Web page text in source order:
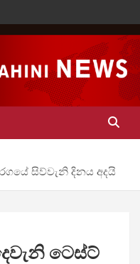
සිව්වැනි දිනය අදයි
ටෙස්ට්